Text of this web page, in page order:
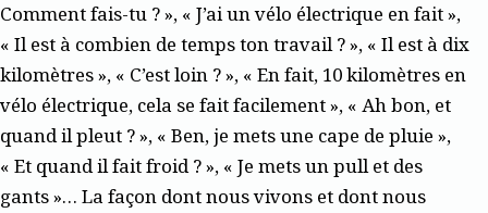
Comment fais-tu ? », « J’ai un vélo électrique en fait »,
« Il est à combien de temps ton travail ? », « Il est à dix
kilomètres », « C’est loin ? », « En fait, 10 kilomètres en
vélo électrique, cela se fait facilement », « Ah bon, et
quand il pleut ? », « Ben, je mets une cape de pluie »,
« Et quand il fait froid ? », « Je mets un pull et des
gants »… La façon dont nous vivons et dont nous